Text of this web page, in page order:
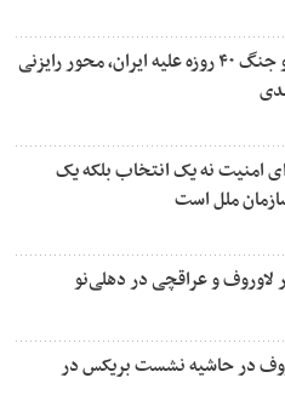
تحولات تنگه هرمز و جنگ ۴۰ روزه علیه ایران، محور رایزنی
امنیت نه یک انتخاب بلکه یک
ملل است
لاوروف و عراقچی در دهلی‌نو
در حاشیه نشست بریکس در